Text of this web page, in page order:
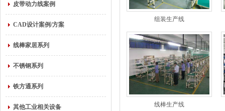
皮带动力线案例
CAD设计案例/方案
线棒家居系列
不锈钢系列
铁方通系列
其他工业相关设备
组装生产线
线棒生产线